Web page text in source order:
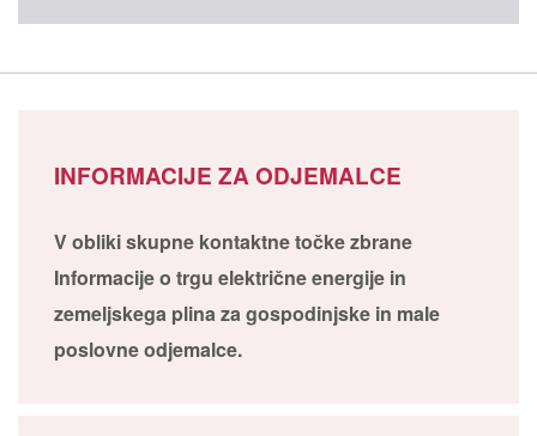
INFORMACIJE ZA ODJEMALCE
V obliki skupne kontaktne točke zbrane
Informacije o trgu električne energije in
zemeljskega plina za gospodinjske in male
poslovne odjemalce.